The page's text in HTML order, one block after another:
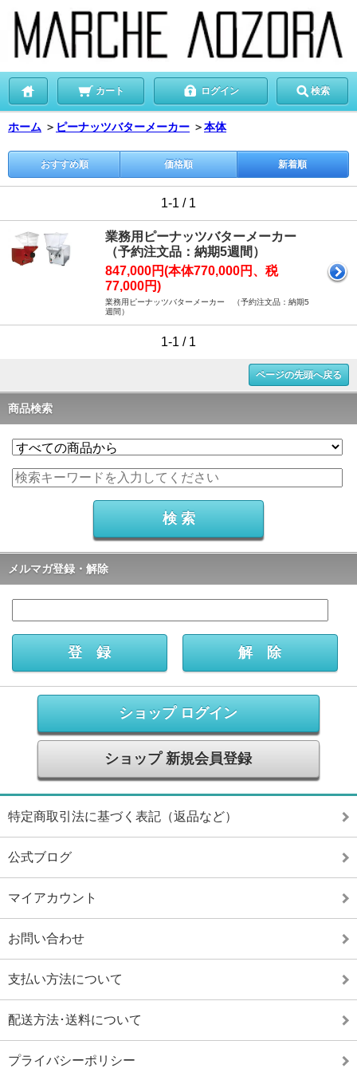
カート ログイン 検索
ホーム ＞ ピーナッツバターメーカー ＞本体
おすすめ順 価格順 新着順
1-1 / 1
業務用ピーナッツバターメーカー
（予約注文品：納期5週間）
847,000円(本体770,000円、税
77,000円)
業務用ピーナッツバターメーカー （予約注文品：納期5
週間）
1-1 / 1
ページの先頭へ戻る
商品検索
メルマガ登録・解除
ショップ ログイン
ショップ 新規会員登録
特定商取引法に基づく表記（返品など）
公式ブログ
マイアカウント
お問い合わせ
支払い方法について
配送方法･送料について
プライバシーポリシー